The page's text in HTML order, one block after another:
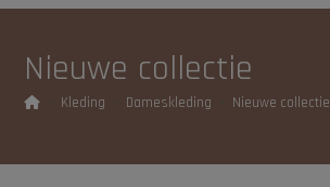
Nieuwe collectie
Kleding Dameskleding Nieuwe collectie